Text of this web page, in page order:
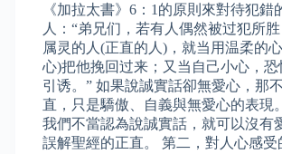
《加拉太書》6：1的原則來對待犯錯
人：“弟兄们，若有人偶然被过犯所
属灵的人(正直的人)，就当用温柔的
心)把他挽回过来；又当自己小心，恐
引诱。” 如果說誠實話卻無愛心，那
直，只是驕傲、自義與無愛心的表現
我們不當認為說誠實話，就可以沒有
誤解聖經的正直。 第二，對人心感受